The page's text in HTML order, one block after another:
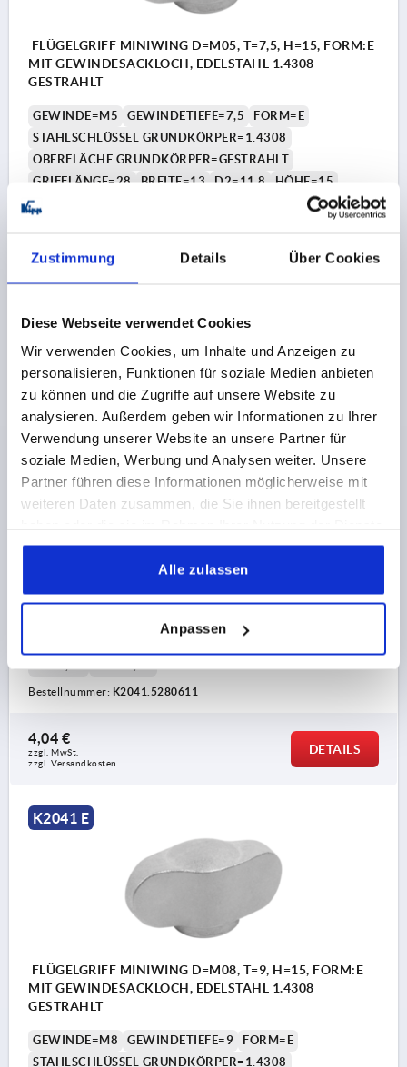
Zustimmung Details Über Cookies
Diese Webseite verwendet Cookies
Wir verwenden Cookies, um Inhalte und Anzeigen zu
personalisieren, Funktionen für soziale Medien anbieten
zu können und die Zugriffe auf unsere Website zu
analysieren. Außerdem geben wir Informationen zu Ihrer
Verwendung unserer Website an unsere Partner für
soziale Medien, Werbung und Analysen weiter. Unsere
Partner führen diese Informationen möglicherweise mit
weiteren Daten zusammen, die Sie ihnen bereitgestellt
gesammelt haben.
Alle zulassen
Anpassen
FLÜGELGRIFF MINIWING D=M05, T=7,5, H=15, FORM:E
MIT GEWINDESACKLOCH, EDELSTAHL 1.4308
GESTRAHLT
GEWINDE=M5 GEWINDETIEFE=7,5
FORM=E
STAHLSCHLÜSSEL GRUNDKÖRPER=1.4308
OBERFLÄCHE GRUNDKÖRPER=GESTRAHLT
GRIFFLÄNGE=28
BREITE=13 D2=11,8
HÖHE=15
H1=2,25
K2041 E
FLÜGELGRIFF MINIWING D=M06, T=9, H=15, FORM:E
GESTRAHLT
GEWINDETIEFE=9
FORM=E
STAHLSCHLÜSSEL GRUNDKÖRPER=1.4308
OBERFLÄCHE GRUNDKÖRPER=GESTRAHLT
Bestellnummer: K2041.5280611
4,04 €
zzgl. MwSt.
zzgl. Versandkosten
DETAILS
K2041 E
FLÜGELGRIFF MINIWING D=M08, T=9, H=15, FORM:E
MIT GEWINDESACKLOCH, EDELSTAHL 1.4308
GESTRAHLT
GEWINDE=M8 GEWINDETIEFE=9
FORM=E
STAHLSCHLÜSSEL GRUNDKÖRPER=1.4308